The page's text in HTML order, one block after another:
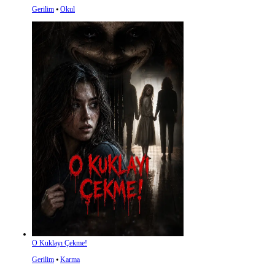
Gerilim ⦁ Okul
O Kuklayı Çekme!
Gerilim ⦁ Karma